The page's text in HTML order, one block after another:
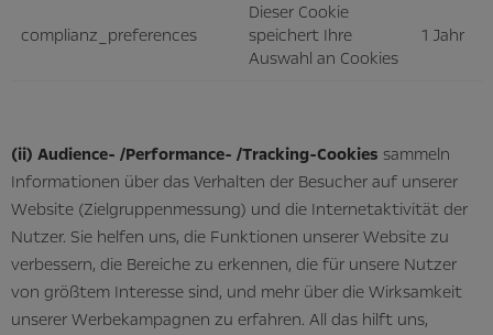
complianz_preferences
Dieser Cookie
speichert Ihre
Auswahl an Cookies
1 Jahr
(ii) Audience- /Performance- /Tracking-Cookies sammeln
Informationen über das Verhalten der Besucher auf unserer
Website (Zielgruppenmessung) und die Internetaktivität der
Nutzer. Sie helfen uns, die Funktionen unserer Website zu
verbessern, die Bereiche zu erkennen, die für unsere Nutzer
von größtem Interesse sind, und mehr über die Wirksamkeit
unserer Werbekampagnen zu erfahren. All das hilft uns,